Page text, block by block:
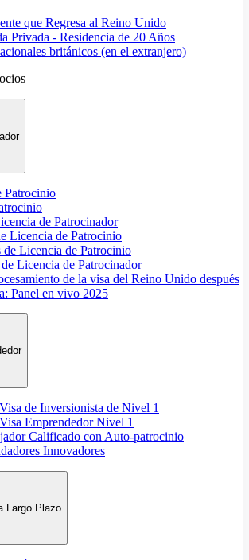
que Regresa al Reino Unido
Privada - Residencia de 20 Años
británicos (en el extranjero)
Patrocinio
de Patrocinador
Licencia de Patrocinio
de Licencia de Patrocinio
de Licencia de Patrocinador
de la visa del Reino Unido después
Panel en vivo 2025
de Inversionista de Nivel 1
Emprendedor Nivel 1
Calificado con Auto-patrocinio
Innovadores
Largo Plazo